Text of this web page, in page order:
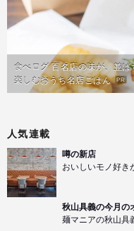
食べログ 百名店の味が、並
楽しむおうち名店ごはん PR
人気連載
噂の新店
おいしいモノ好き
秋山具義の今月の
麺マニアの秋山具